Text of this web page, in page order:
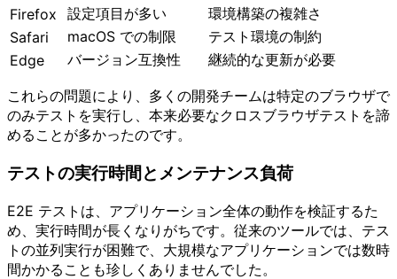
Firefox
設定項目が多い
環境構築の複雑さ
Safari
macOS での制限
テスト環境の制約
Edge
バージョン互換性 継続的な更新が必要
これらの問題により、多くの開発チームは特定のブラウザで
のみテストを実行し、本来必要なクロスブラウザテストを諦
めることが多かったのです。
テストの実行時間とメンテナンス負荷
E2E テストは、アプリケーション全体の動作を検証するた
め、実行時間が長くなりがちです。従来のツールでは、テス
トの並列実行が困難で、大規模なアプリケーションでは数時
間かかることも珍しくありませんでした。